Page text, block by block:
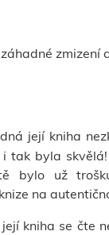
zmizení
její kniha
tak byla
bylo už
na
kniha se čte